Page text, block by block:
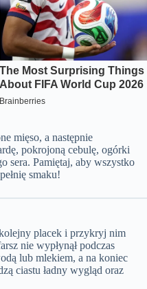
mięso, a następnie
pokrojoną cebulę, ogórki
sera. Pamiętaj, aby wszystko
smaku!
kolejny placek i przykryj nim
nie wypłynął podczas
lub mlekiem, a na koniec
ciastu ładny wygląd oraz